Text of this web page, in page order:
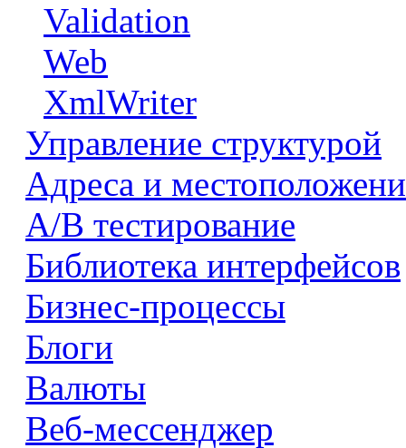
Validation
Web
XmlWriter
Управление структурой
Адреса и
А/В тестирование
Библиотека интерфейсов
Бизнес-процессы
Блоги
Валюты
Веб-мессенджер